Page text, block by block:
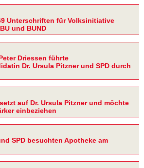
Unterschriften für Volksinitiative
und BUND
Driessen führte
Dr. Ursula Pitzner und SPD durch
auf Dr. Ursula Pitzner und möchte
einbeziehen
SPD besuchten Apotheke am